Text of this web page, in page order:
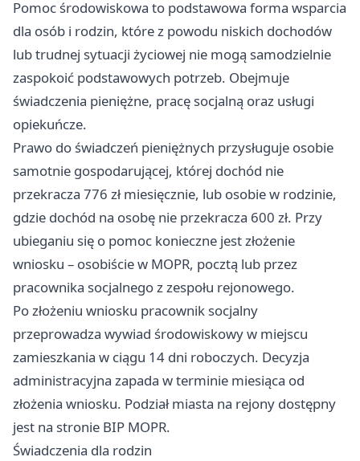
Pomoc środowiskowa to podstawowa forma wsparcia
dla osób i rodzin, które z powodu niskich dochodów
lub trudnej sytuacji życiowej nie mogą samodzielnie
zaspokoić podstawowych potrzeb. Obejmuje
świadczenia pieniężne, pracę socjalną oraz usługi
opiekuńcze.
Prawo do świadczeń pieniężnych przysługuje osobie
samotnie gospodarującej, której dochód nie
przekracza 776 zł miesięcznie, lub osobie w rodzinie,
gdzie dochód na osobę nie przekracza 600 zł. Przy
ubieganiu się o pomoc konieczne jest złożenie
wniosku – osobiście w MOPR, pocztą lub przez
pracownika socjalnego z zespołu rejonowego.
Po złożeniu wniosku pracownik socjalny
przeprowadza wywiad środowiskowy w miejscu
zamieszkania w ciągu 14 dni roboczych. Decyzja
administracyjna zapada w terminie miesiąca od
złożenia wniosku. Podział miasta na rejony dostępny
jest na stronie BIP MOPR.
Świadczenia dla rodzin